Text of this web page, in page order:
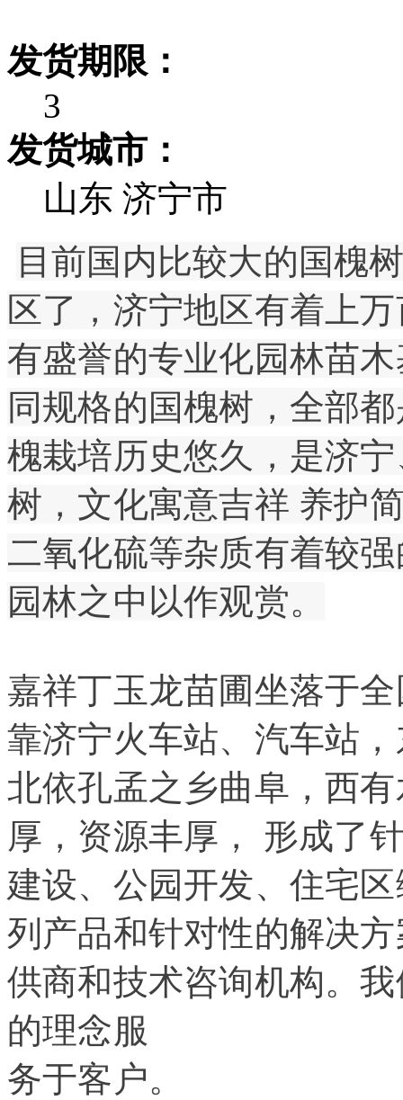
发货期限：
3
发货城市：
山东 济宁市
目前国内比较大的国槐
区了，济宁地区有着上
有盛誉的专业化园林苗
同规格的国槐树，全部
槐栽培历史悠久，是济
树，文化寓意吉祥 养护
二氧化硫等杂质有着较
园林之中以作观赏。
嘉祥丁玉龙苗圃坐落于
靠济宁火车站、汽车站
北依孔孟之乡曲阜，西
厚，资源丰厚， 形成了
建设、公园开发、住宅
列产品和针对性的解决
供商和技术咨询机构。
的理念服
务于客户。